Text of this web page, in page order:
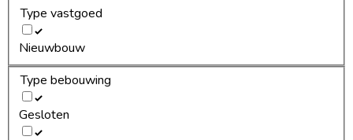
Type vastgoed
Nieuwbouw
Type bebouwing
Gesloten